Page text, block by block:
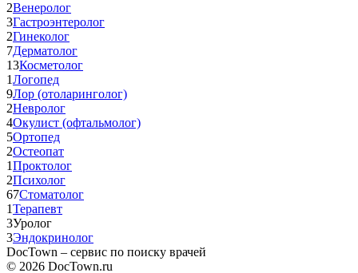
2Венеролог
3Гастроэнтеролог
2Гинеколог
7Дерматолог
13Косметолог
1Логопед
9Лор (отоларинголог)
2Невролог
4Окулист (офтальмолог)
5Ортопед
2Остеопат
1Проктолог
2Психолог
67Стоматолог
1Терапевт
3Уролог
3Эндокринолог
DocTown – сервис по поиску врачей
© 2026 DocTown.ru